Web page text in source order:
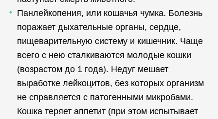
Панлейкопения, или кошачья чумка. Болезнь
поражает дыхательные органы, сердце,
пищеварительную систему и кишечник. Чаще
всего с нею сталкиваются молодые кошки
(возрастом до 1 года). Недуг мешает
выработке лейкоцитов, без которых организм
не справляется с патогенными микробами.
Кошка теряет аппетит (при этом испытывает